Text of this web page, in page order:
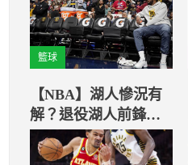
籃球
【NBA】湖人慘況有
解？退役湖人前鋒歐
登：以三角戰術突破